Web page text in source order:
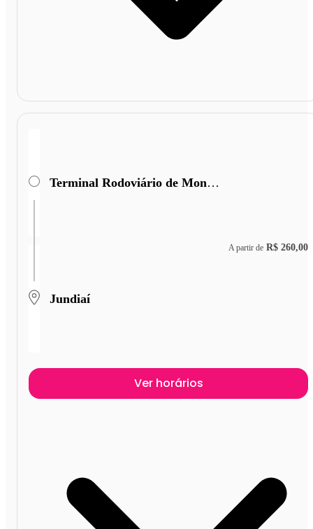
Terminal Rodoviário de Monte Azul
Jundiaí
A partir de R$ 260,00
Ver horários